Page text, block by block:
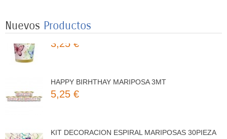
Nuevos Productos
3,25 €
5,25 €
15,00 €